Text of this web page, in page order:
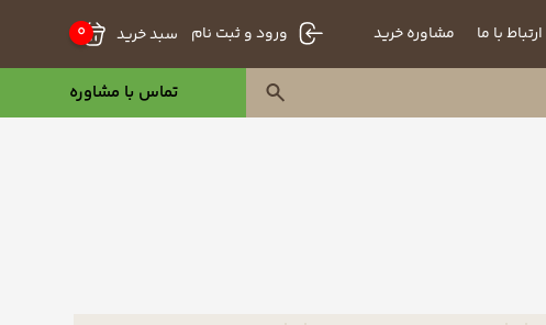
ارتباط با ما مشاوره خرید ورود و ثبت نام 0 سبد خرید
تماس با مشاوره